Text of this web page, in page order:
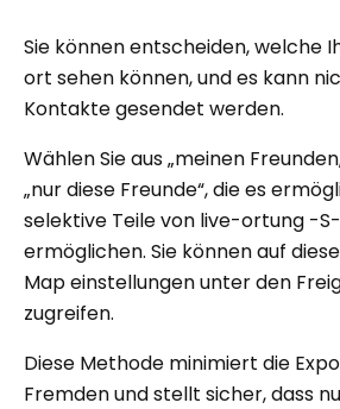
Sie können entscheiden, welche
ort sehen können, und es kann
Kontakte gesendet werden.
Wählen Sie aus „meinen
„nur diese Freunde“, die es
selektive Teile von live-ortung -
ermöglichen. Sie können auf
Map einstellungen unter den
zugreifen.
Diese Methode minimiert die
Fremden und stellt sicher, dass